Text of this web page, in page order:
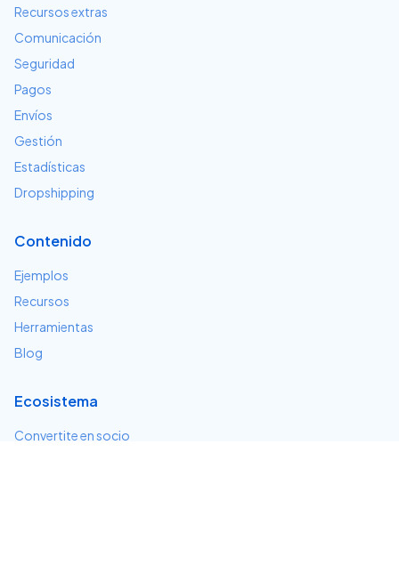
Recursos extras
Comunicación
Seguridad
Pagos
Envíos
Gestión
Estadísticas
Dropshipping
Contenido
Ejemplos
Recursos
Herramientas
Blog
Ecosistema
Convertite en socio